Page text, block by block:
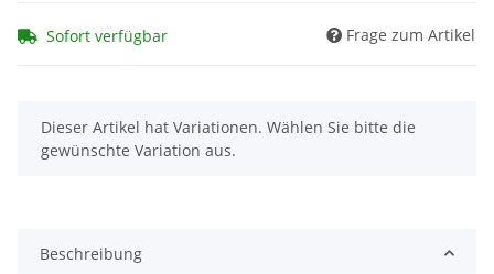
Sofort verfügbar Frage zum Artikel
x
Dieser Artikel hat Variationen. Wählen Sie bitte die
gewünschte Variation aus.
Beschreibung